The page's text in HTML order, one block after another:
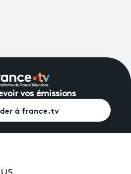
vos émissions
à france.tv